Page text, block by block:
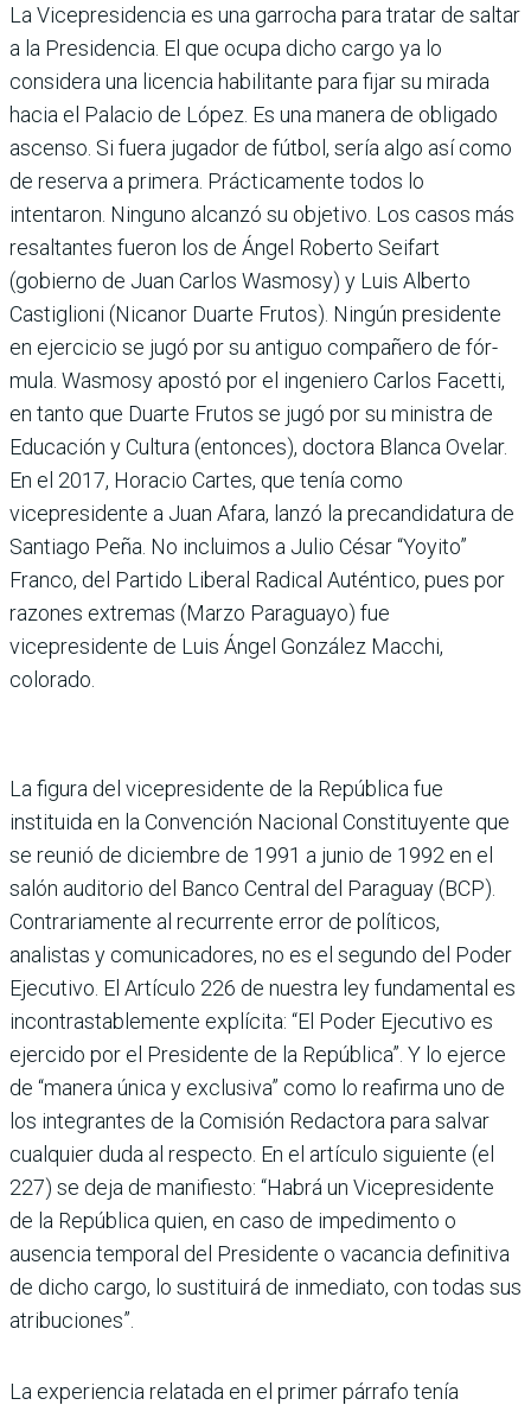
La Vicepresidencia es una garrocha para tratar de saltar
a la Presidencia. El que ocupa dicho cargo ya lo
considera una licencia habilitante para fijar su mirada
hacia el Pala­cio de López. Es una manera de obligado
ascenso. Si fuera jugador de fútbol, sería algo así como
de reserva a pri­mera. Prácticamente todos lo
intentaron. Ninguno alcanzó su objetivo. Los casos más
resaltantes fue­ron los de Ángel Roberto Sei­fart
(gobierno de Juan Car­los Wasmosy) y Luis Alberto
Castiglioni (Nicanor Duarte Frutos). Ningún presidente
en ejercicio se jugó por su antiguo compañero de fór­
mula. Wasmosy apostó por el ingeniero Carlos Facetti,
en tanto que Duarte Frutos se jugó por su ministra de
Edu­cación y Cultura (entonces), doctora Blanca Ovelar.
En el 2017, Horacio Cartes, que tenía como
vicepresidente a Juan Afara, lanzó la precan­didatura de
Santiago Peña. No incluimos a Julio César “Yoyito”
Franco, del Par­tido Liberal Radical Autén­tico, pues por
razones extre­mas (Marzo Paraguayo) fue
vicepresidente de Luis Ángel González Macchi,
colorado.
La figura del vicepresidente de la República fue
instituida en la Convención Nacional Constituyente que
se reunió de diciembre de 1991 a junio de 1992 en el
salón auditorio del Banco Central del Para­guay (BCP).
Contrariamente al recurrente error de políti­cos,
analistas y comunicado­res, no es el segundo del Poder
Ejecutivo. El Artículo 226 de nuestra ley fundamental es
incontrastablemente explí­cita: “El Poder Ejecutivo es
ejercido por el Presidente de la República”. Y lo ejerce
de “manera única y exclusiva” como lo reafirma uno de
los integrantes de la Comisión Redactora para salvar
cual­quier duda al respecto. En el artículo siguiente (el
227) se deja de manifiesto: “Habrá un Vicepresidente
de la Repú­blica quien, en caso de impe­dimento o
ausencia tempo­ral del Presidente o vacancia definitiva
de dicho cargo, lo sustituirá de inmediato, con todas sus
atribuciones”.
La experiencia relatada en el primer párrafo tenía